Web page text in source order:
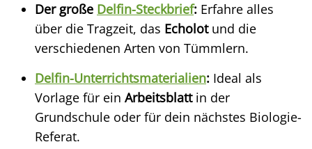
Der große Delfin-Steckbrief: Erfahre alles
über die Tragzeit, das Echolotund die
verschiedenen Arten von Tümmlern.
Delfin-Unterrichtsmaterialien: Ideal als
Vorlage für ein Arbeitsblattin der
Grundschule oder für dein nächstes Biologie-
Referat.